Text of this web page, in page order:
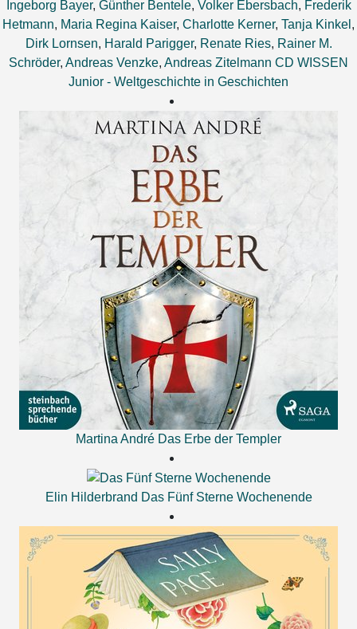
Ingeborg Bayer, Günther Bentele, Volker Ebersbach, Frederik
Hetmann, Maria Regina Kaiser, Charlotte Kerner, Tanja Kinkel ,
Dirk Lornsen, Harald Parigger, Renate Ries, Rainer M.
Schröder, Andreas Venzke, Andreas Zitelmann CD WISSEN
Junior - Weltgeschichte in Geschichten
Martina André Das Erbe der Templer
Elin Hilderbrand Das Fünf Sterne Wochenende